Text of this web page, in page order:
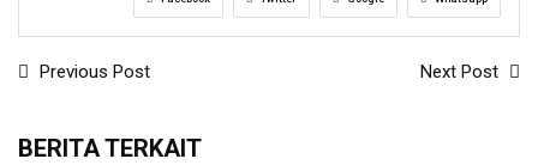
Previous Post Next Post
BERITA TERKAIT